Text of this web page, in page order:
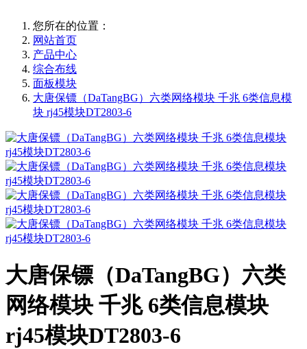
您所在的位置：
网站首页
产品中心
综合布线
面板模块
大唐保镖（DaTangBG）六类网络模块 千兆 6类信息模
块 rj45模块DT2803-6
大唐保镖（DaTangBG）六类
网络模块 千兆 6类信息模块
rj45模块DT2803-6